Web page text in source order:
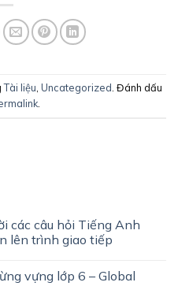
Tài liệu, Uncategorized. Đánh dấu
.
các câu hỏi Tiếng Anh
lên trình giao tiếp
vựng lớp 6 – Global